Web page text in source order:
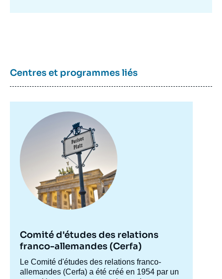
Centres et programmes liés
principale
Comité d'études des relations
franco-allemandes (Cerfa)
Accroche
centre
Le Comité d'études des relations franco-
allemandes (Cerfa) a été créé en 1954 par un